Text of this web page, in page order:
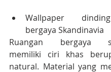
Wallpaper
bergaya Skandinavia
Ruangan bergaya
memiliki ciri khas
natural. Material yang